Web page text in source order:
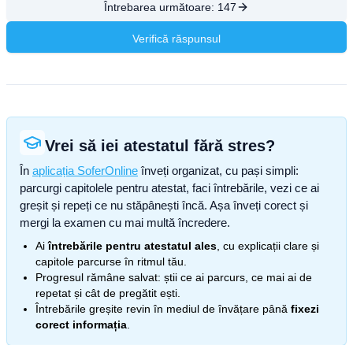
Întrebarea următoare: 147
Verifică răspunsul
Vrei să iei atestatul fără stres?
În aplicația SoferOnline înveți organizat, cu pași simpli:
parcurgi capitolele pentru atestat, faci întrebările, vezi ce ai
greșit și repeți ce nu stăpânești încă. Așa înveți corect și
mergi la examen cu mai multă încredere.
Aiîntrebările pentru atestatul ales , cu explicații clare și
capitole parcurse în ritmul tău.
Progresul rămâne salvat: știi ce ai parcurs, ce mai ai de
repetat și cât de pregătit ești.
Întrebările greșite revin în mediul de învățare până fixezi
corect informația